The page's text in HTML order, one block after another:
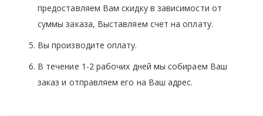
предоставляем Вам скидку в зависимости от
суммы заказа, Выставляем счет на оплату.
Вы производите оплату.
В течение 1-2 рабочих дней мы собираем Ваш
заказ и отправляем его на Ваш адрес.